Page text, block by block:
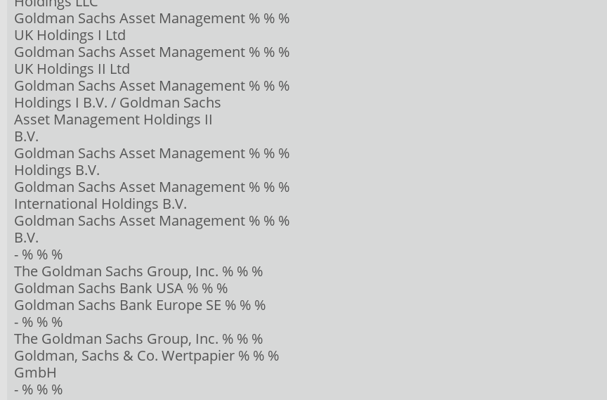
Goldman Sachs Asset Management % % %
UK Holdings I Ltd
Goldman Sachs Asset Management % % %
UK Holdings II Ltd
Goldman Sachs Asset Management % % %
Holdings I B.V. / Goldman Sachs
Asset Management Holdings II
B.V.
Goldman Sachs Asset Management % % %
Holdings B.V.
Goldman Sachs Asset Management % % %
International Holdings B.V.
Goldman Sachs Asset Management % % %
B.V.
- % % %
The Goldman Sachs Group, Inc. % % %
Goldman Sachs Bank USA % % %
Goldman Sachs Bank Europe SE % % %
- % % %
The Goldman Sachs Group, Inc. % % %
Goldman, Sachs & Co. Wertpapier % % %
GmbH
- % % %